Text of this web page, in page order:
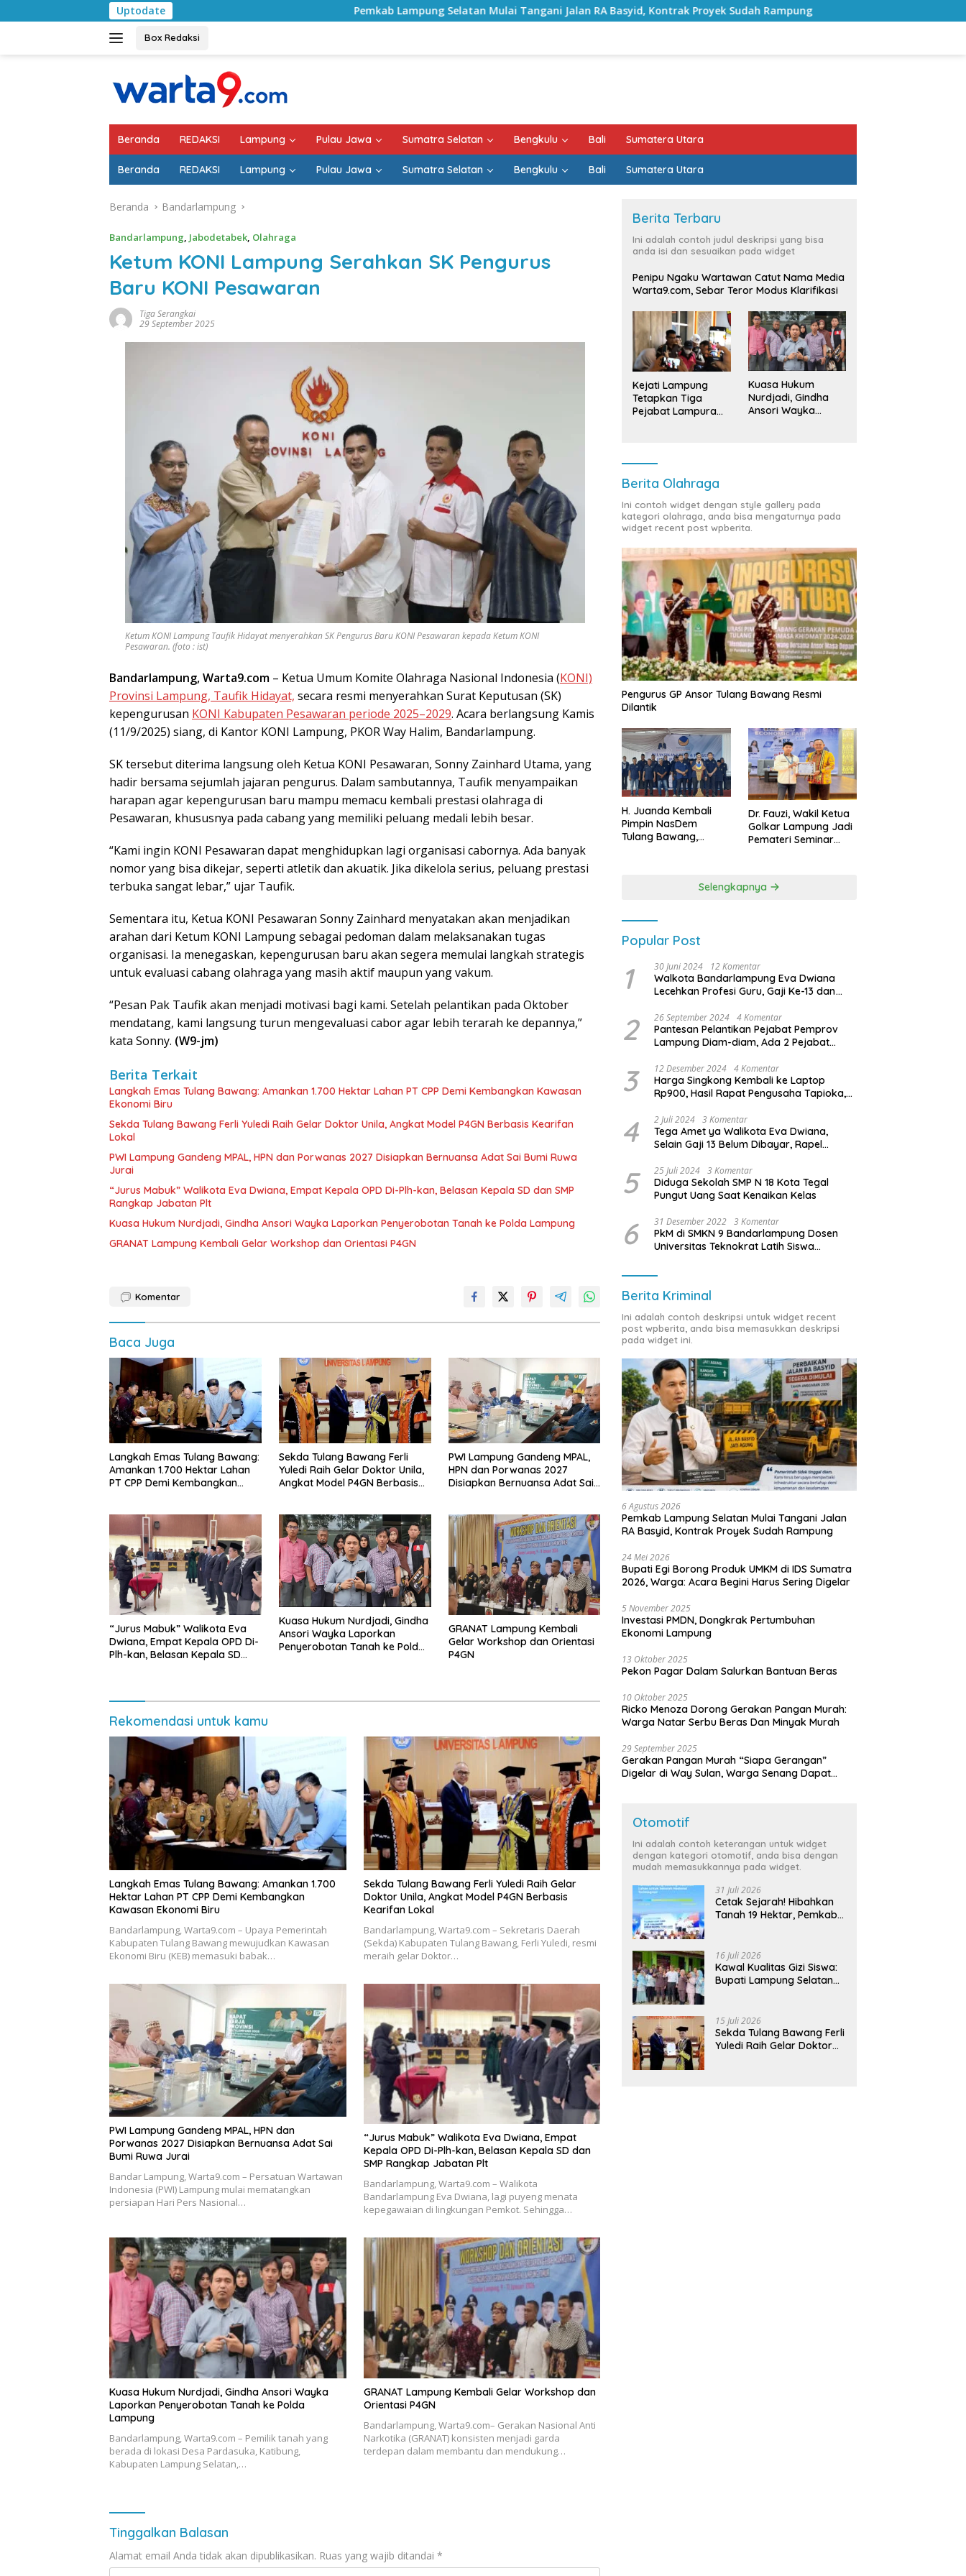
ke
Uptodate Pemkab Lampung Selatan Mulai Tangani Jalan RA Basyid, Kontrak Proyek Sudah Rampung Bulan Kemerdekaan, Bupati Lampung
Box Redaksi
Beranda REDAKSI Lampung Pulau Jawa Sumatra Selatan Bengkulu Bali Sumatera Utara
Beranda REDAKSI Lampung Pulau Jawa Sumatra Selatan Bengkulu Bali Sumatera Utara
Beranda Bandarlampung
Bandarlampung, Jabodetabek, Olahraga
Ketum KONI Lampung Serahkan SK Pengurus
Baru KONI Pesawaran
Tiga Serangkai
29 September 2025
Ketum KONI Lampung Taufik Hidayat menyerahkan SK Pengurus Baru KONI Pesawaran kepada Ketum KONI
Pesawaran. (foto : ist)
Bandarlampung, Warta9.com – Ketua Umum Komite Olahraga Nasional Indonesia (KONI)
Provinsi Lampung, Taufik Hidayat, secara resmi menyerahkan Surat Keputusan (SK)
kepengurusan KONI Kabupaten Pesawaran periode 2025–2029. Acara berlangsung Kamis
(11/9/2025) siang, di Kantor KONI Lampung, PKOR Way Halim, Bandarlampung.
SK tersebut diterima langsung oleh Ketua KONI Pesawaran, Sonny Zainhard Utama, yang
hadir bersama sejumlah jajaran pengurus. Dalam sambutannya, Taufik menyampaikan
harapan agar kepengurusan baru mampu memacu kembali prestasi olahraga di
Pesawaran, khususnya pada cabang yang memiliki peluang medali lebih besar.
“Kami ingin KONI Pesawaran dapat menghidupkan lagi organisasi cabornya. Ada banyak
nomor yang bisa dikejar, seperti atletik dan akuatik. Jika dikelola serius, peluang prestasi
terbuka sangat lebar,” ujar Taufik.
Sementara itu, Ketua KONI Pesawaran Sonny Zainhard menyatakan akan menjadikan
arahan dari Ketum KONI Lampung sebagai pedoman dalam melaksanakan tugas
organisasi. Ia menegaskan, kepengurusan baru akan segera memulai langkah strategis
untuk evaluasi cabang olahraga yang masih aktif maupun yang vakum.
“Pesan Pak Taufik akan menjadi motivasi bagi kami. Setelah pelantikan pada Oktober
mendatang, kami langsung turun mengevaluasi cabor agar lebih terarah ke depannya,”
kata Sonny. (W9-jm)
Berita Terkait
Langkah Emas Tulang Bawang: Amankan 1.700 Hektar Lahan PT CPP Demi Kembangkan Kawasan
Ekonomi Biru
Sekda Tulang Bawang Ferli Yuledi Raih Gelar Doktor Unila, Angkat Model P4GN Berbasis Kearifan
Lokal
PWI Lampung Gandeng MPAL, HPN dan Porwanas 2027 Disiapkan Bernuansa Adat Sai Bumi Ruwa
Jurai
“Jurus Mabuk” Walikota Eva Dwiana, Empat Kepala OPD Di-Plh-kan, Belasan Kepala SD dan SMP
Rangkap Jabatan Plt
Kuasa Hukum Nurdjadi, Gindha Ansori Wayka Laporkan Penyerobotan Tanah ke Polda Lampung
GRANAT Lampung Kembali Gelar Workshop dan Orientasi P4GN
Komentar
Baca Juga
Langkah Emas Tulang Bawang:
Amankan 1.700 Hektar Lahan
PT CPP Demi Kembangkan
Sekda Tulang Bawang Ferli
Yuledi Raih Gelar Doktor Unila,
Angkat Model P4GN Berbasis
PWI Lampung Gandeng MPAL,
HPN dan Porwanas 2027
Disiapkan Bernuansa Adat Sai
“Jurus Mabuk” Walikota Eva
Dwiana, Empat Kepala OPD Di-
Plh-kan, Belasan Kepala SD
Kuasa Hukum Nurdjadi, Gindha
Ansori Wayka Laporkan
Penyerobotan Tanah ke Polda
GRANAT Lampung Kembali
Gelar Workshop dan Orientasi
P4GN
Rekomendasi untuk kamu
Langkah Emas Tulang Bawang: Amankan 1.700
Hektar Lahan PT CPP Demi Kembangkan
Kawasan Ekonomi Biru
Bandarlampung, Warta9.com – Upaya Pemerintah
Kabupaten Tulang Bawang mewujudkan Kawasan
Ekonomi Biru (KEB) memasuki babak…
Sekda Tulang Bawang Ferli Yuledi Raih Gelar
Doktor Unila, Angkat Model P4GN Berbasis
Kearifan Lokal
Bandarlampung, Warta9.com – Sekretaris Daerah
(Sekda) Kabupaten Tulang Bawang, Ferli Yuledi, resmi
meraih gelar Doktor…
PWI Lampung Gandeng MPAL, HPN dan
Porwanas 2027 Disiapkan Bernuansa Adat Sai
Bumi Ruwa Jurai
Bandar Lampung, Warta9.com – Persatuan Wartawan
Indonesia (PWI) Lampung mulai mematangkan
persiapan Hari Pers Nasional…
“Jurus Mabuk” Walikota Eva Dwiana, Empat
Kepala OPD Di-Plh-kan, Belasan Kepala SD dan
SMP Rangkap Jabatan Plt
Bandarlampung, Warta9.com – Walikota
Bandarlampung Eva Dwiana, lagi puyeng menata
kepegawaian di lingkungan Pemkot. Sehingga…
Kuasa Hukum Nurdjadi, Gindha Ansori Wayka
Laporkan Penyerobotan Tanah ke Polda
Lampung
Bandarlampung, Warta9.com – Pemilik tanah yang
berada di lokasi Desa Pardasuka, Katibung,
Kabupaten Lampung Selatan,…
GRANAT Lampung Kembali Gelar Workshop dan
Orientasi P4GN
Bandarlampung, Warta9.com– Gerakan Nasional Anti
Narkotika (GRANAT) konsisten menjadi garda
terdepan dalam membantu dan mendukung…
Tinggalkan Balasan
Alamat email Anda tidak akan dipublikasikan. Ruas yang wajib ditandai *
Berita Terbaru
Ini adalah contoh judul deskripsi yang bisa
anda isi dan sesuaikan pada widget
Penipu Ngaku Wartawan Catut Nama Media
Warta9.com, Sebar Teror Modus Klarifikasi
Kejati Lampung
Tetapkan Tiga
Pejabat Lampura
Kuasa Hukum
Nurdjadi, Gindha
Ansori Wayka
Berita Olahraga
Ini contoh widget dengan style gallery pada
kategori olahraga, anda bisa mengaturnya pada
widget recent post wpberita.
Pengurus GP Ansor Tulang Bawang Resmi
Dilantik
H. Juanda Kembali
Pimpin NasDem
Tulang Bawang,
Dr. Fauzi, Wakil Ketua
Golkar Lampung Jadi
Pemateri Seminar
Kebangsaan
Selengkapnya
Popular Post
1 30 Juni 2024 12 Komentar
Walkota Bandarlampung Eva Dwiana
Lecehkan Profesi Guru, Gaji Ke-13 dan
2 26 September 2024 4 Komentar
Pantesan Pelantikan Pejabat Pemprov
Lampung Diam-diam, Ada 2 Pejabat
3 12 Desember 2024 4 Komentar
Harga Singkong Kembali ke Laptop
Rp900, Hasil Rapat Pengusaha Tapioka,
Lampung
4 2 Juli 2024 3 Komentar
Tega Amet ya Walikota Eva Dwiana,
Selain Gaji 13 Belum Dibayar, Rapel
Dibayar
5 25 Juli 2024 3 Komentar
Diduga Sekolah SMP N 18 Kota Tegal
Pungut Uang Saat Kenaikan Kelas
6 31 Desember 2022 3 Komentar
PkM di SMKN 9 Bandarlampung Dosen
Universitas Teknokrat Latih Siswa
Berita Kriminal
Ini adalah contoh deskripsi untuk widget recent
post wpberita, anda bisa memasukkan deskripsi
pada widget ini.
6 Agustus 2026
Pemkab Lampung Selatan Mulai Tangani Jalan
RA Basyid, Kontrak Proyek Sudah Rampung
24 Mei 2026
Bupati Egi Borong Produk UMKM di IDS Sumatra
2026, Warga: Acara Begini Harus Sering Digelar
5 November 2025
Investasi PMDN, Dongkrak Pertumbuhan
Ekonomi Lampung
13 Oktober 2025
Pekon Pagar Dalam Salurkan Bantuan Beras
10 Oktober 2025
Ricko Menoza Dorong Gerakan Pangan Murah:
Warga Natar Serbu Beras Dan Minyak Murah
29 September 2025
Gerakan Pangan Murah “Siapa Gerangan”
Digelar di Way Sulan, Warga Senang Dapat
Otomotif
Ini adalah contoh keterangan untuk widget
dengan kategori otomotif, anda bisa dengan
mudah memasukkannya pada widget.
31 Juli 2026
Cetak Sejarah! Hibahkan
Tanah 19 Hektar, Pemkab
Terintegrasi Pertama di
Lampung
16 Juli 2026
Kawal Kualitas Gizi Siswa:
Bupati Lampung Selatan
Bergizi Gratis di Natar
15 Juli 2026
Sekda Tulang Bawang Ferli
Yuledi Raih Gelar Doktor